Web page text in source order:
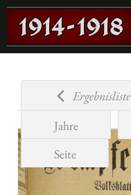
Ergebnisliste
Jahre
Seite